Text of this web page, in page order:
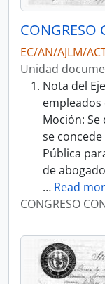
CONGRESO
EC/AN/AJLM/
Unidad
Nota del
empleados
Moción:
se
Pública
de
… Read
CONGRESO